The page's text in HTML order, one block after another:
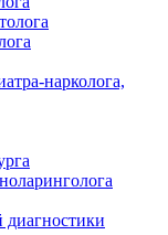
нарколога,
диагностики